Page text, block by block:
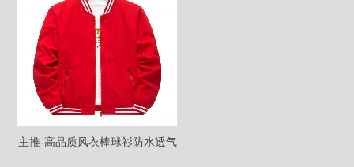
主推-高品质风衣棒球衫防水透气